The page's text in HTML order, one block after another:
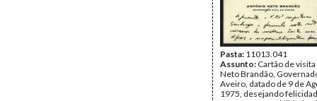
Pasta: 11013.041
Assunto: Cartão de
Neto Brandão,
Aveiro, datado de 9 de
1975, desejando